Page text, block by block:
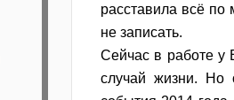
расставила всё по
не записать.
Сейчас в работе у
случай жизни. Но